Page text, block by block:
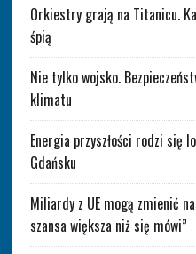
Orkiestry grają na Titanicu.
śpią
Nie tylko wojsko.
klimatu
Energia przyszłości rodzi się
Gdańsku
Miliardy z UE mogą zmienić
szansa większa niż się mówi”